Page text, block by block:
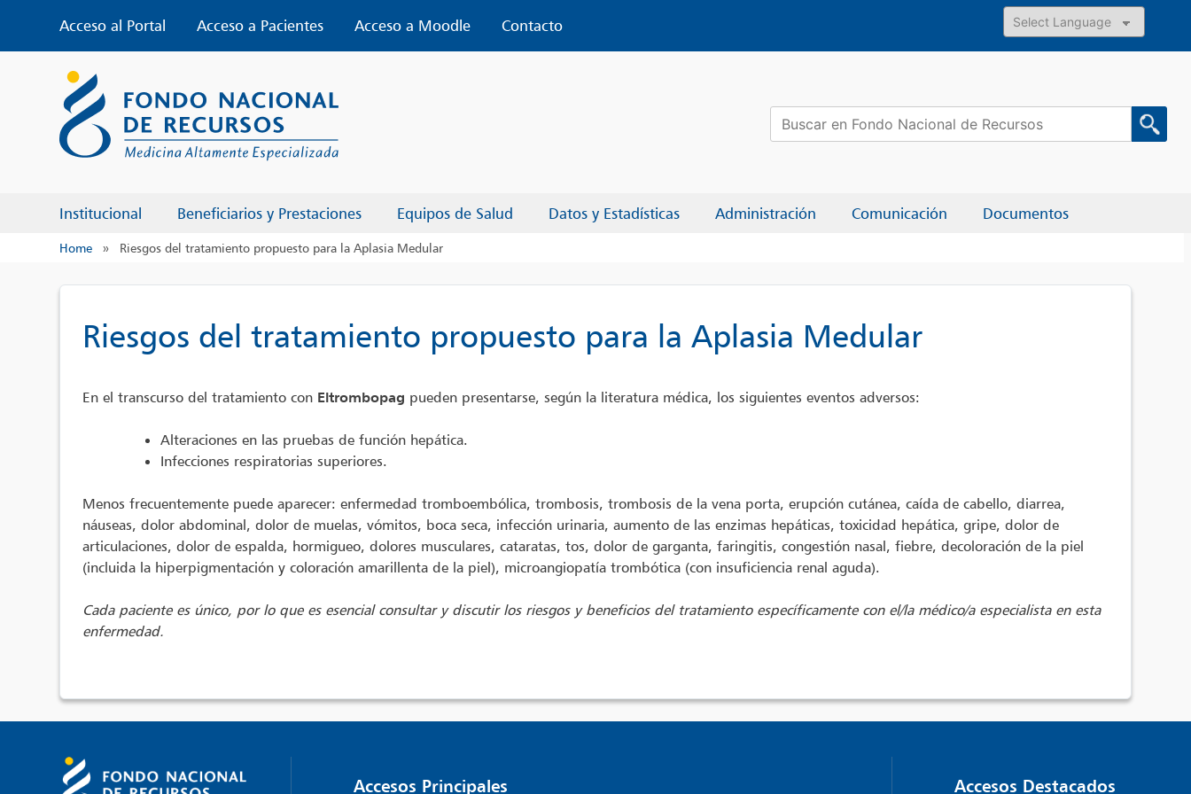
content
Acceso al Portal Acceso a Pacientes Acceso a Moodle
Contacto
Powered by
Institucional Beneficiarios y Prestaciones Equipos de Salud Datos y Estadísticas Administración Comunicación Documentos
Buscar:
Home » Riesgos del tratamiento propuesto para la Aplasia Medular
Riesgos del tratamiento propuesto para la Aplasia Medular
En el transcurso del tratamiento con Eltrombopag pueden presentarse, según la literatura médica, los siguientes eventos adversos:
Alteraciones en las pruebas de función hepática.
Infecciones respiratorias superiores.
Menos frecuentemente puede aparecer: enfermedad tromboembólica, trombosis, trombosis de la vena porta, erupción cutánea, caída de cabello, diarrea,
náuseas, dolor abdominal, dolor de muelas, vómitos, boca seca, infección urinaria, aumento de las enzimas hepáticas, toxicidad hepática, gripe, dolor de
articulaciones, dolor de espalda, hormigueo, dolores musculares, cataratas, tos, dolor de garganta, faringitis, congestión nasal, fiebre, decoloración de la piel
(incluida la hiperpigmentación y coloración amarillenta de la piel), microangiopatía trombótica (con insuficiencia renal aguda).
Cada paciente es único, por lo que es esencial consultar y discutir los riesgos y beneficios del tratamiento específicamente con el/la médico/a especialista en esta
enfermedad.
Accesos Principales Accesos Destacados